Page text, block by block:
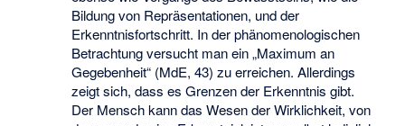
Bildung von Repräsentationen, und der
Erkenntnisfortschritt. In der phänomenologischen
Betrachtung versucht man ein „Maximum an
Gegebenheit“ (MdE, 43) zu erreichen. Allerdings
zeigt sich, dass es Grenzen der Erkenntnis gibt.
Der Mensch kann das Wesen der Wirklichkeit, von